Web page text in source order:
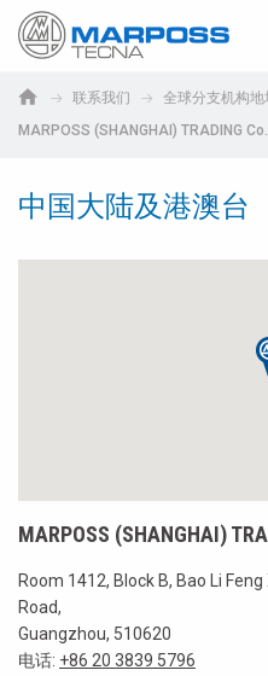
Marposs
联系我们
全球分支机构地
MARPOSS (SHANGHAI) TRADING
中国大陆及港澳台
MARPOSS (SHANGHAI)
Room 1412, Block B, Bao Li
Road,
Guangzhou, 510620
电话: +86 20 3839 5796
日本語
登录 密码重置